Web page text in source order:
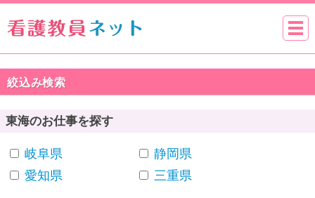
絞込み検索
東海のお仕事を探す
岐阜県
静岡県
愛知県
三重県